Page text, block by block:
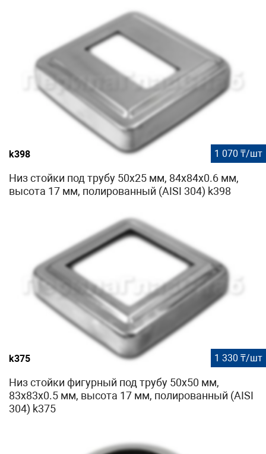
k398 1 070 ₸/шт
Низ стойки под трубу 50х25 мм, 84х84х0.6 мм,
высота 17 мм, полированный (AISI 304) k398
k375 1 330 ₸/шт
Низ стойки фигурный под трубу 50х50 мм,
83х83х0.5 мм, высота 17 мм, полированный (AISI
304) k375